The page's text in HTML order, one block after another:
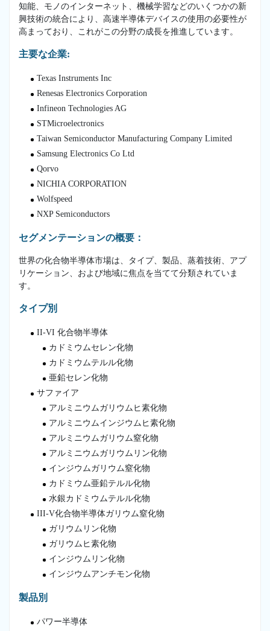
知能、モノのインターネット、機械学習などのいくつかの新
興技術の統合により、高速半導体デバイスの使用の必要性が
高まっており、これがこの分野の成長を推進しています。
主要な企業:
Texas Instruments Inc
Renesas Electronics Corporation
Infineon Technologies AG
STMicroelectronics
Taiwan Semiconductor Manufacturing Company Limited
Samsung Electronics Co Ltd
Qorvo
NICHIA CORPORATION
Wolfspeed
NXP Semiconductors
セグメンテーションの概要：
世界の化合物半導体市場は、タイプ、製品、蒸着技術、アプ
リケーション、および地域に焦点を当てて分類されていま
す。
タイプ別
II-VI 化合物半導体
カドミウムセレン化物
カドミウムテルル化物
亜鉛セレン化物
サファイア
アルミニウムガリウムヒ素化物
アルミニウムインジウムヒ素化物
アルミニウムガリウム窒化物
アルミニウムガリウムリン化物
インジウムガリウム窒化物
カドミウム亜鉛テルル化物
水銀カドミウムテルル化物
III-V化合物半導体ガリウム窒化物
ガリウムリン化物
ガリウムヒ素化物
インジウムリン化物
インジウムアンチモン化物
製品別
パワー半導体